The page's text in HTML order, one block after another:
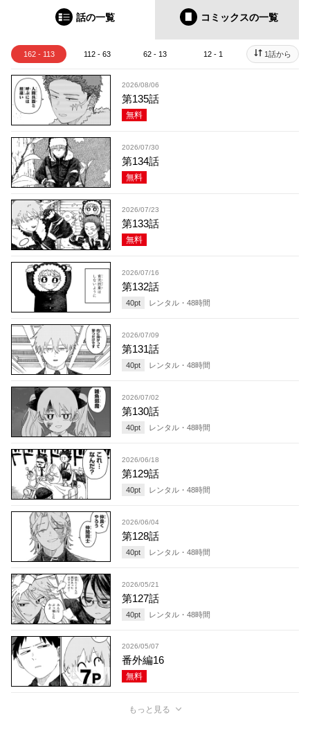
話の一覧 コミックスの一覧
162 - 113 112 - 63 62 - 13 12 - 1 1話から
2026/08/06
第135話
無料
2026/07/30
第134話
無料
2026/07/23
第133話
無料
2026/07/16
第132話
40pt レンタル・ 48時間
2026/07/09
第131話
40pt レンタル・ 48時間
2026/07/02
第130話
40pt レンタル・ 48時間
2026/06/18
第129話
40pt レンタル・ 48時間
2026/06/04
第128話
40pt レンタル・ 48時間
2026/05/21
第127話
40pt レンタル・ 48時間
2026/05/07
番外編16
無料
もっと見る